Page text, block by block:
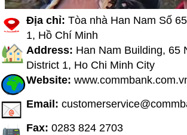
Địa chỉ:Tòa nhà Han Nam Số
1, Hồ Chí Minh
Address: Han Nam Building, 65
District 1, Ho Chi Minh City
Website:
Email:
Fax:0283 824 2703